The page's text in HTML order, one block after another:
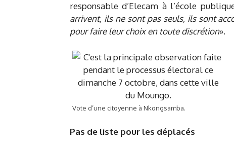
responsable d’Elecam à l’école
arrivent, ils ne sont pas seuls, ils sont
pour faire leur choix en toute discrétion».
Vote d’une citoyenne à Nkongsamba.
Pas de liste pour les déplacés